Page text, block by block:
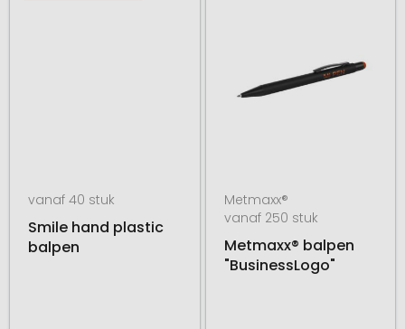
vanaf 40 stuk
Smile hand plastic
balpen
Metmaxx®
vanaf 250 stuk
Metmaxx® balpen
"BusinessLogo"